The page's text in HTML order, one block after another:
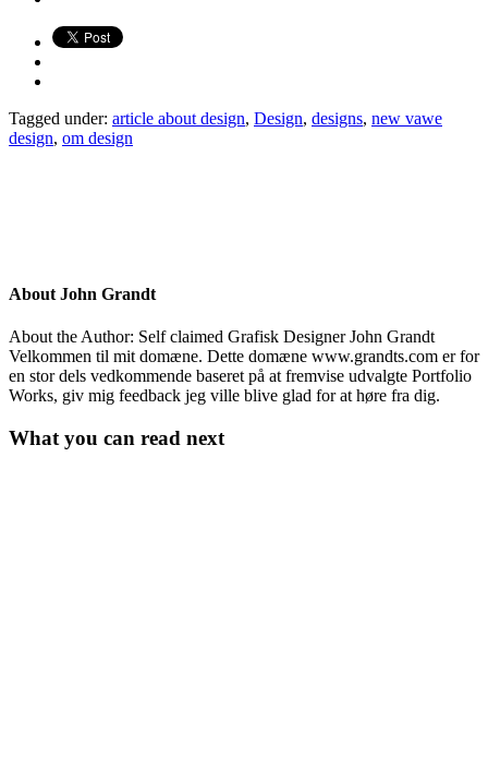
Tagged under: article about design, Design, designs, new vawe
design, om design
About John Grandt
About the Author: Self claimed Grafisk Designer John Grandt
Velkommen til mit domæne. Dette domæne www.grandts.com er for
en stor dels vedkommende baseret på at fremvise udvalgte Portfolio
Works, giv mig feedback jeg ville blive glad for at høre fra dig.
What you can read next